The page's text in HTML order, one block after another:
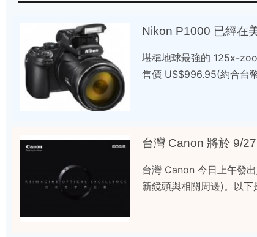
Nikon P1000 已經在
堪稱地球最強的 125x-
售價 US$996.95(約合台
台灣 Canon 將於 9/
台灣 Canon 今日上午發
新鏡頭與相關周邊)。以下